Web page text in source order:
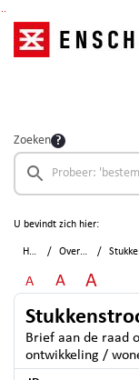
Zoeken
U bevindt zich hier:
Home Overzichten Stukkenstroom
A A A
Brief aan de raad
ontwikkeling /